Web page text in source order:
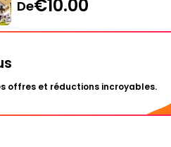
De€10.00
offres et réductions incroyables.